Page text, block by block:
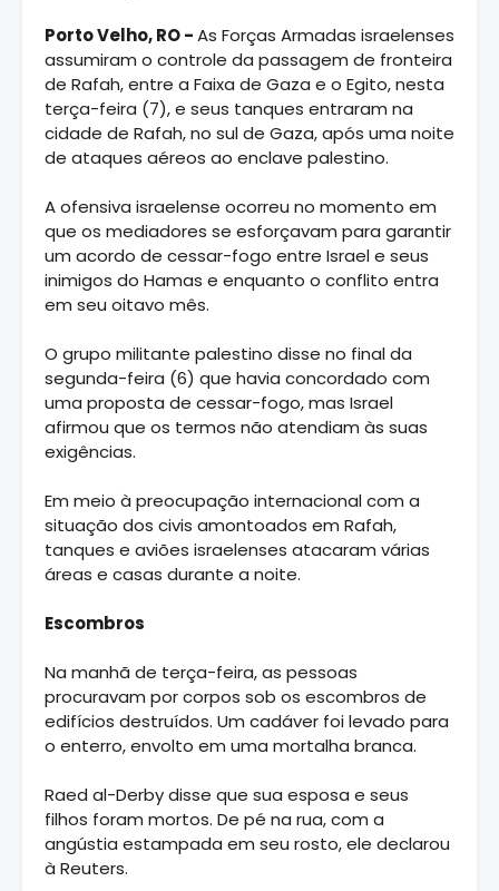
Porto Velho, RO -As Forças Armadas israelenses
assumiram o controle da passagem de fronteira
de Rafah, entre a Faixa de Gaza e o Egito, nesta
terça-feira (7), e seus tanques entraram na
cidade de Rafah, no sul de Gaza, após uma noite
de ataques aéreos ao enclave palestino.
A ofensiva israelense ocorreu no momento em
que os mediadores se esforçavam para garantir
um acordo de cessar-fogo entre Israel e seus
inimigos do Hamas e enquanto o conflito entra
em seu oitavo mês.
O grupo militante palestino disse no final da
segunda-feira (6) que havia concordado com
uma proposta de cessar-fogo, mas Israel
afirmou que os termos não atendiam às suas
exigências.
Em meio à preocupação internacional com a
situação dos civis amontoados em Rafah,
tanques e aviões israelenses atacaram várias
áreas e casas durante a noite.
Escombros
Na manhã de terça-feira, as pessoas
procuravam por corpos sob os escombros de
edifícios destruídos. Um cadáver foi levado para
o enterro, envolto em uma mortalha branca.
Raed al-Derby disse que sua esposa e seus
filhos foram mortos. De pé na rua, com a
angústia estampada em seu rosto, ele declarou
à Reuters.